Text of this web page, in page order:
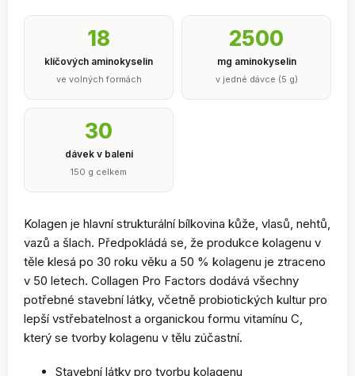
18
klíčových aminokyselin
ve volných formách
2500
mg aminokyselin
v jedné dávce (5 g)
30
dávek v balení
150 g celkem
Kolagen je hlavní strukturální bílkovina kůže, vlasů, nehtů,
vazů a šlach. Předpokládá se, že produkce kolagenu v
těle klesá po 30 roku věku a 50 % kolagenu je ztraceno
v 50 letech. Collagen Pro Factors dodává všechny
potřebné stavební látky, včetně probiotických kultur pro
lepší vstřebatelnost a organickou formu vitamínu C,
který se tvorby kolagenu v tělu zúčastní.
Stavební látky pro tvorbu kolagenu